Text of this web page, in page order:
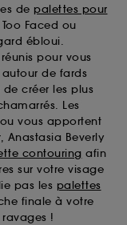
de palettes pour
Faced ou
ébloui.
pour vous
de fards
créer les plus
Les
vous apportent
Beverly
contouring afin
sur votre visage
pas les palettes
finale à votre
!